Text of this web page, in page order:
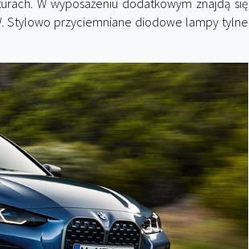
Stylowo przyciemniane diodowe lampy tylne